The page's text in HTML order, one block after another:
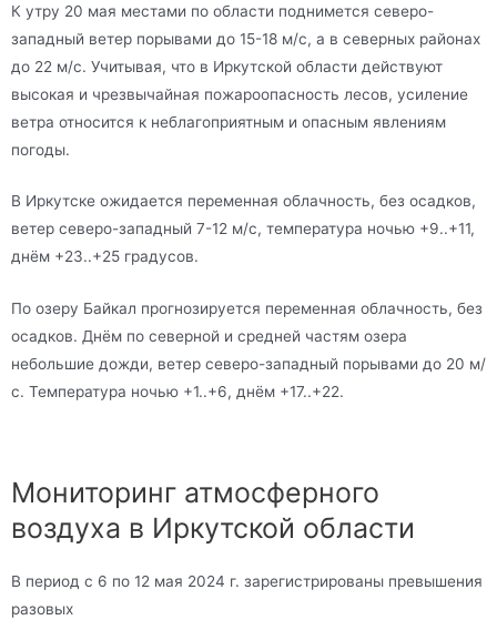
К утру 20 мая местами по области поднимется северо-
западный ветер порывами до 15-18 м/с, а в северных районах
до 22 м/с. Учитывая, что в Иркутской области действуют
высокая и чрезвычайная пожароопасность лесов, усиление
ветра относится к неблагоприятным и опасным явлениям
погоды.
В Иркутске ожидается переменная облачность, без осадков,
ветер северо-западный 7-12 м/с, температура ночью +9..+11,
днём +23..+25 градусов.
По озеру Байкал прогнозируется переменная облачность, без
осадков. Днём по северной и средней частям озера
небольшие дожди, ветер северо-западный порывами до 20 м/
с. Температура ночью +1..+6, днём +17..+22.
Мониторинг атмосферного
воздуха в Иркутской области
В период с 6 по 12 мая 2024 г. зарегистрированы превышения
разовых